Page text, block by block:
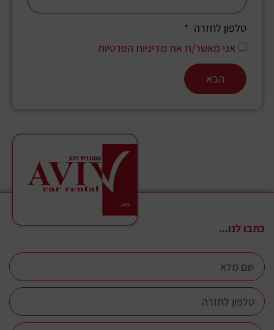
טלפון לחזרה
אני מאשר/ת את מדיניות הפרטיות
הבא
כתבו לנו...